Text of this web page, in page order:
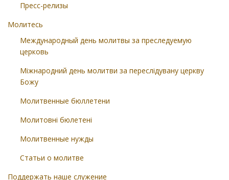
Пресс-релизы
Молитесь
Международный день молитвы за преследуемую
церковь
Міжнародний день молитви за переслідувану церкву
Божу
Молитвенные бюллетени
Молитовні бюлетені
Молитвенные нужды
Статьи о молитве
Поддержать наше служение